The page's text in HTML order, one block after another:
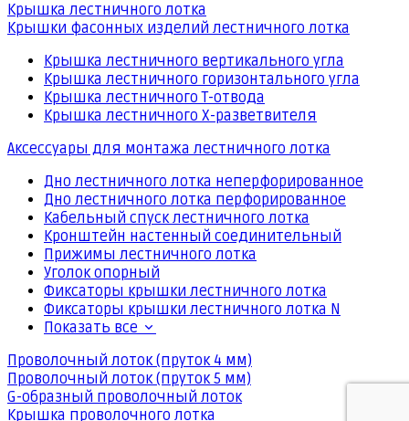
Крышка лестничного лотка
Крышки фасонных изделий лестничного лотка
Крышка лестничного вертикального угла
Крышка лестничного горизонтального угла
Крышка лестничного Т-отвода
Крышка лестничного Х-разветвителя
Аксессуары для монтажа лестничного лотка
Дно лестничного лотка неперфорированное
Дно лестничного лотка перфорированное
Кабельный спуск лестничного лотка
Кронштейн настенный соединительный
Прижимы лестничного лотка
Уголок опорный
Фиксаторы крышки лестничного лотка
Фиксаторы крышки лестничного лотка N
Показать все
Проволочный лоток (пруток 4 мм)
Проволочный лоток (пруток 5 мм)
G-образный проволочный лоток
Крышка проволочного лотка